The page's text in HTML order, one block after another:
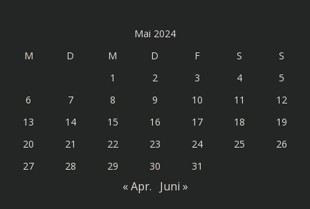
Mai 2024
M
D M D F S
S
1
2 3 4
5
6
7 8 9 10 11
12
13
14 15 16 17 18
19
20
21 22 23 24 25
26
27
28 29 30 31
« Apr. Juni »